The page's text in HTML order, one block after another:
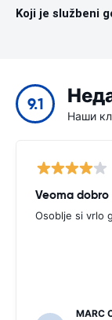
Koji je službeni
9.1
Наши
Veoma dobro
Osoblje si vrlo
MARC